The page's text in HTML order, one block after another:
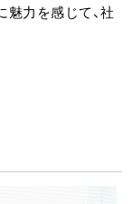
力を感じて、社